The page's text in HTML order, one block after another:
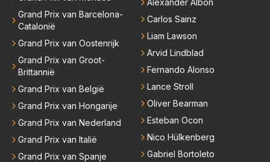
Grand Prix van Barcelona-
Catalonië
Grand Prix van Oostenrijk
Grand Prix van Groot-
Brittannië
Grand Prix van België
Grand Prix van Hongarije
Grand Prix van Nederland
Grand Prix van Italië
Grand Prix van Spanje
Carlos Sainz
Liam Lawson
Arvid Lindblad
Fernando Alonso
Lance Stroll
Oliver Bearman
Esteban Ocon
Nico Hülkenberg
Gabriel Bortoleto